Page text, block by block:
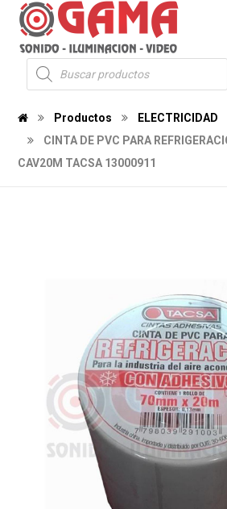
Productos ELECTRICIDAD
CINTA DE PVC PARA
CAV20M TACSA 13000911